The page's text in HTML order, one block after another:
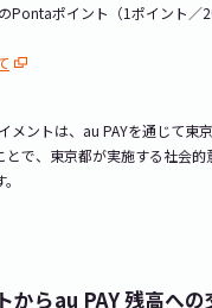
Pontaポイント（1ポイント／
メントは、au PAYを通じて東
とで、東京都が実施する社会的
からau PAY 残高への